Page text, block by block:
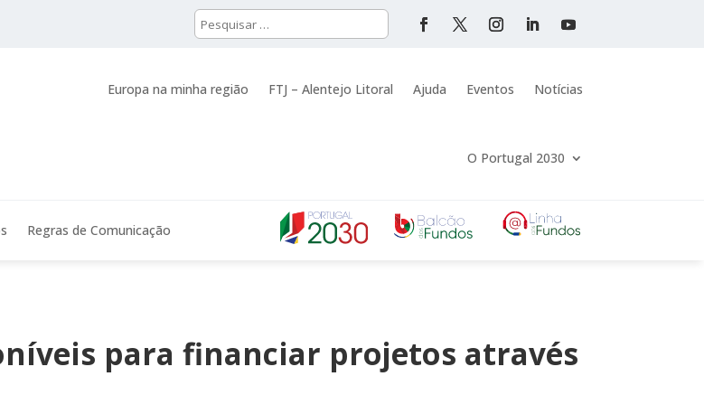
Europa na minha região FTJ – Alentejo Litoral Ajuda Eventos Notícias
O Portugal 2030
Regras de Comunicação
para financiar projetos através